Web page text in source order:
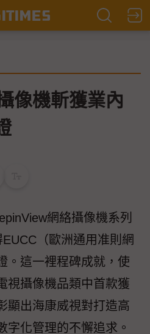
像機斬獲業內
網絡攝像機系列
（歐洲通用准則網
。這一裡程碑成就，使
視攝像機品類中首款獲
顯出海康威視對打造高
字化管理的不懈追求。